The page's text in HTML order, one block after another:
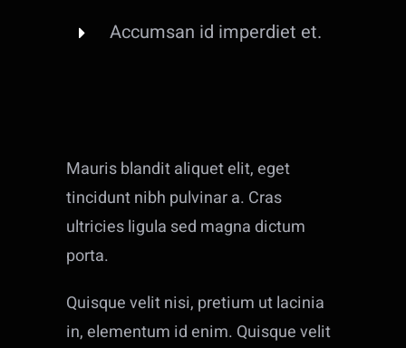
Accumsan id imperdiet et.
Mauris blandit aliquet elit, eget
tincidunt nibh pulvinar a. Cras
ultricies ligula sed magna dictum
porta.
Quisque velit nisi, pretium ut lacinia
in, elementum id enim. Quisque velit